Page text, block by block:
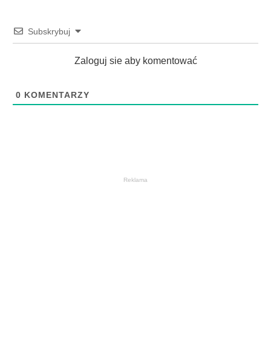
Subskrybuj
Zaloguj sie aby komentować
0 KOMENTARZY
Reklama